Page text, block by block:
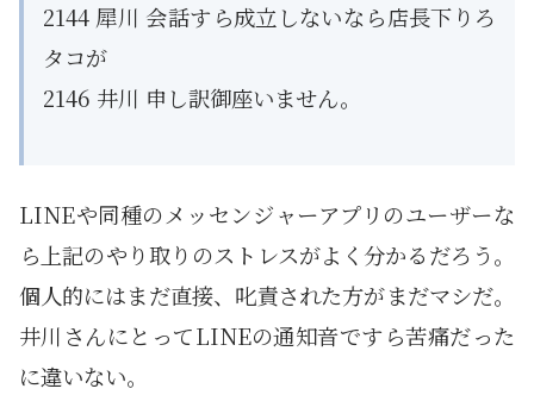
2144 犀川 会話すら成立しないなら店長下りろ
タコが
2146 井川 申し訳御座いません。
LINEや同種のメッセンジャーアプリのユーザーな
ら上記のやり取りのストレスがよく分かるだろう。
個人的にはまだ直接、叱責された方がまだマシだ。
井川さんにとってLINEの通知音ですら苦痛だった
に違いない。